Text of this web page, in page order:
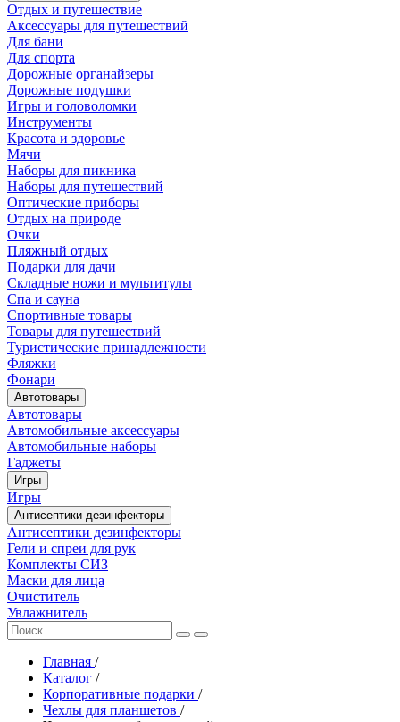
Отдых и путешествие
Аксессуары для путешествий
Для бани
Для спорта
Дорожные органайзеры
Дорожные подушки
Игры и головоломки
Инструменты
Красота и здоровье
Мячи
Наборы для пикника
Наборы для путешествий
Оптические приборы
Отдых на природе
Очки
Пляжный отдых
Подарки для дачи
Складные ножи и мультитулы
Спа и сауна
Спортивные товары
Товары для путешествий
Туристические принадлежности
Фляжки
Фонари
Автотовары
Автотовары
Автомобильные аксессуары
Автомобильные наборы
Гаджеты
Игры
Игры
Антисептики дезинфекторы
Антисептики дезинфекторы
Гели и спреи для рук
Комплекты СИЗ
Маски для лица
Очиститель
Увлажнитель
Главная /
Каталог /
Корпоративные подарки /
Чехлы для планшетов /